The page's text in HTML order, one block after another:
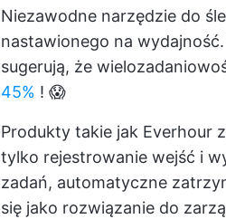
Niezawodne narzędzie do
nastawionego na
sugerują, że
45% ! 😱
Produkty takie jak Everhour
tylko rejestrowanie wejść i
zadań, automatyczne
się jako rozwiązanie do